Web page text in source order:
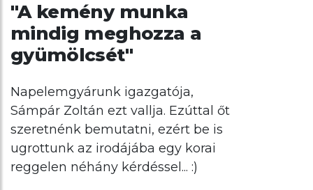
"A kemény munka
mindig meghozza a
gyümölcsét"
Napelemgyárunk igazgatója,
Sámpár Zoltán ezt vallja. Ezúttal őt
szeretnénk bemutatni, ezért be is
ugrottunk az irodájába egy korai
reggelen néhány kérdéssel... :)